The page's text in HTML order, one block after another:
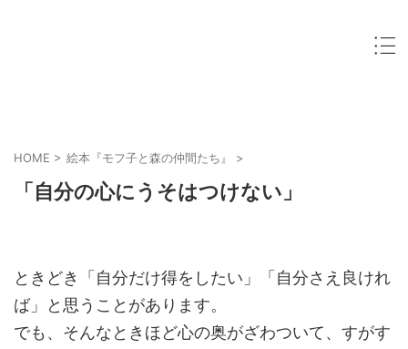
HOME > 絵本『モフ子と森の仲間たち』 >
「自分の心にうそはつけない」
ときどき「自分だけ得をしたい」「自分さえ良けれ
ば」と思うことがあります。
でも、そんなときほど心の奥がざわついて、すがす